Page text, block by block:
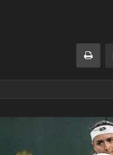
مشاركة عبر البريد طباعة